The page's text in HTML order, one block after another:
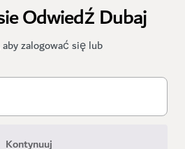
Odwiedź Dubaj
zalogować się lub
Kontynuuj